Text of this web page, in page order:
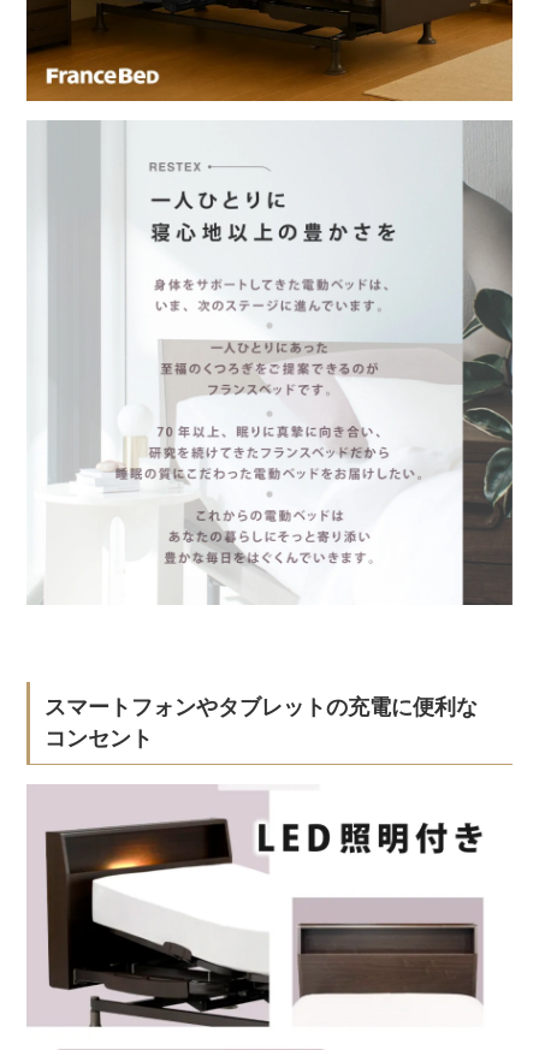
スマートフォンやタブレットの充電に便利な
コンセント